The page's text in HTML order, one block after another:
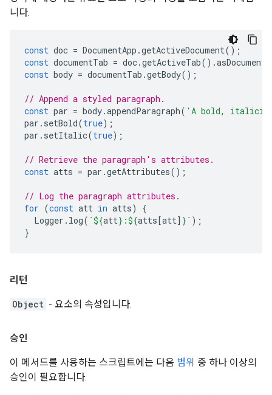
니다.
const doc = DocumentApp .getActiveDocument();
const documentTab = doc.getActiveTab().
const body = documentTab .getBody();
// Append a styled paragraph.
const par = body.appendParagraph( 'A bold,
par . setBold(true);
par . setItalic(true);
// Retrieve the paragraph's attributes.
const atts = par .getAttributes();
// Log the paragraph attributes.
for (const att in atts)
{
Logger . log( `${att} :${atts[att] } ` );
}
리턴
Object - 요소의 속성입니다.
승인
이 메서드를 사용하는 스크립트에는 다음 범위 중 하나 이상의
승인이 필요합니다.